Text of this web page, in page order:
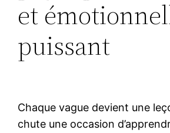
et
puissant
Chaque vague devient une
chute une occasion